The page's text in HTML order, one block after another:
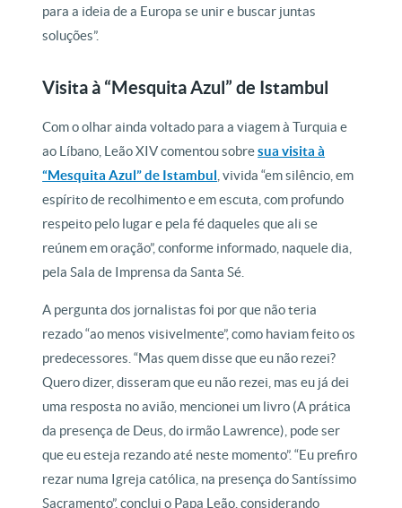
para a ideia de a Europa se unir e buscar juntas
soluções”.
Visita à “Mesquita Azul” de Istambul
Com o olhar ainda voltado para a viagem à Turquia e
ao Líbano, Leão XIV comentou sobresua visita à
“Mesquita Azul” de Istambul , vivida “em silêncio, em
espírito de recolhimento e em escuta, com profundo
respeito pelo lugar e pela fé daqueles que ali se
reúnem em oração”, conforme informado, naquele dia,
pela Sala de Imprensa da Santa Sé.
A pergunta dos jornalistas foi por que não teria
rezado “ao menos visivelmente”, como haviam feito os
predecessores. “Mas quem disse que eu não rezei?
Quero dizer, disseram que eu não rezei, mas eu já dei
uma resposta no avião, mencionei um livro (A prática
da presença de Deus, do irmão Lawrence), pode ser
que eu esteja rezando até neste momento”. “Eu prefiro
rezar numa Igreja católica, na presença do Santíssimo
Sacramento”, conclui o Papa Leão, considerando